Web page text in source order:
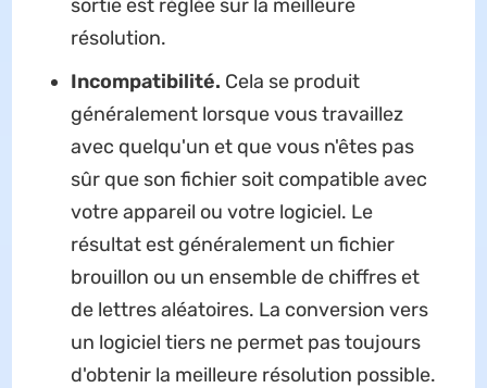
sortie est réglée sur la meilleure
résolution.
Incompatibilité. Cela se produit
généralement lorsque vous travaillez
avec quelqu'un et que vous n'êtes pas
sûr que son fichier soit compatible avec
votre appareil ou votre logiciel. Le
résultat est généralement un fichier
brouillon ou un ensemble de chiffres et
de lettres aléatoires. La conversion vers
un logiciel tiers ne permet pas toujours
d'obtenir la meilleure résolution possible.